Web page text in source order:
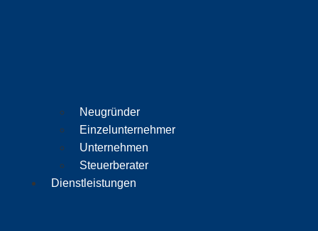
Neugründer
Einzelunternehmer
Unternehmen
Steuerberater
Dienstleistungen